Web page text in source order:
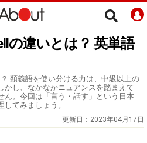
の違いとは？ 英単語
類義語を使い分ける力は、中級以上の
かし、なかなかニュアンスを踏まえて
ん。今回は「言う・話す」という日本
てみましょう。
更新日： 2023年04月17日